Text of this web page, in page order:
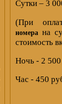
Сутки – 3
(При
номера на
стоимость
Ночь - 2
Час - 450